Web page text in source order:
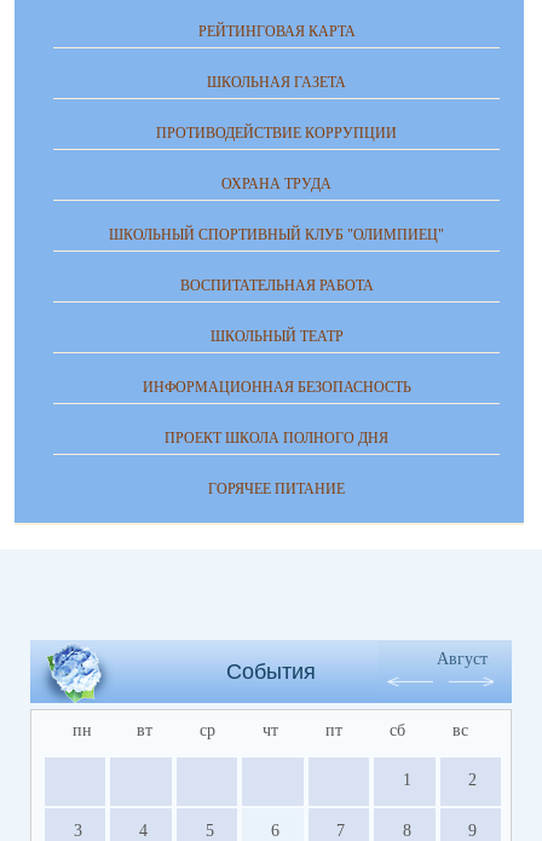
РЕЙТИНГОВАЯ КАРТА
ШКОЛЬНАЯ ГАЗЕТА
ПРОТИВОДЕЙСТВИЕ КОРРУПЦИИ
ОХРАНА ТРУДА
ШКОЛЬНЫЙ СПОРТИВНЫЙ КЛУБ "ОЛИМПИЕЦ"
ВОСПИТАТЕЛЬНАЯ РАБОТА
ШКОЛЬНЫЙ ТЕАТР
ИНФОРМАЦИОННАЯ БЕЗОПАСНОСТЬ
ПРОЕКТ ШКОЛА ПОЛНОГО ДНЯ
ГОРЯЧЕЕ ПИТАНИЕ
События
Август
пн вт ср чт пт сб вс
1 2
3 4 5 6 7 8 9